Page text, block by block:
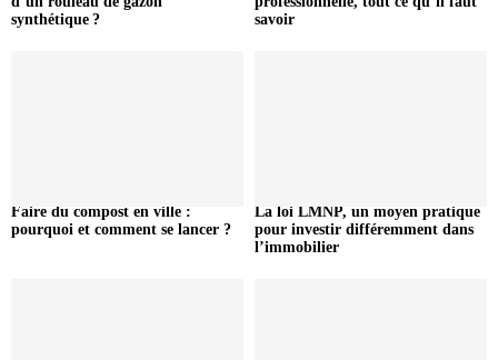
synthétique ?
savoir
Faire du compost en ville :
pourquoi et comment se lancer ?
La loi LMNP, un moyen pratique
pour investir différemment dans
l’immobilier